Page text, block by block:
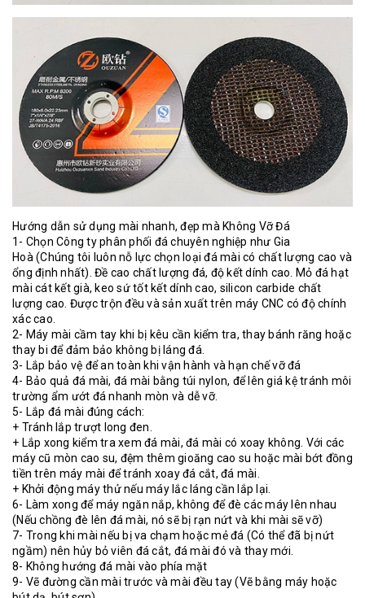
Hướng dẫn sử dụng mài nhanh, đẹp mà Không Vỡ Đá
1- Chọn Công ty phân phối đá chuyên nghiệp như Gia
Hoà (Chúng tôi luôn nỗ lực chọn loại đá mài có chất lượng cao và
ổng định nhất). Đề cao chất lượng đá, độ kết dính cao. Mỏ đá hạt
mài cát kết già, keo sứ tốt kết dính cao, silicon carbide chất
lượng cao. Được trộn đều và sản xuất trên máy CNC có độ chính
xác cao.
2- Máy mài cầm tay khi bị kêu cần kiểm tra, thay bánh răng hoặc
thay bi để đảm bảo không bị láng đá.
3- Lắp bảo vệ để an toàn khi vận hành và hạn chế vỡ đá
4- Bảo quả đá mài, đá mài bằng túi nylon, để lên giá kệ tránh môi
trường ẩm ướt đá nhanh mòn và dễ vỡ.
5- Lắp đá mài đúng cách:
+ Tránh lắp trượt long đen.
+ Lắp xong kiểm tra xem đá mài, đá mài có xoay không. Với các
máy cũ mòn cao su, đệm thêm gioăng cao su hoặc mài bớt đồng
tiền trên máy mài để tránh xoay đá cắt, đá mài.
+ Khởi động máy thử nếu máy lắc láng cần lắp lại.
6- Làm xong để máy ngăn nắp, không để đè các máy lên nhau
(Nếu chồng đè lên đá mài, nó sẽ bị rạn nứt và khi mài sẽ vỡ)
7- Trong khi mài nếu bị va chạm hoặc mẻ đá (Có thể đã bị nứt
ngầm) nên hủy bỏ viên đá cắt, đá mài đó và thay mới.
8- Không hướng đá mài vào phía mặt
9- Vẽ đường cần mài trước và mài đều tay (Vẽ bằng máy hoặc